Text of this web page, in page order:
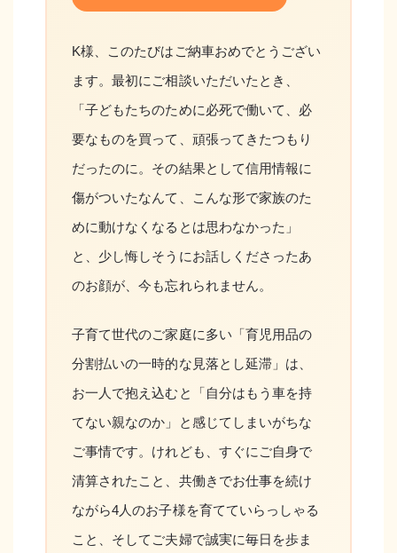
K様、このたびはご納車おめでとうござい
ます。最初にご相談いただいたとき、
「子どもたちのために必死で働いて、必
要なものを買って、頑張ってきたつもり
だったのに。その結果として信用情報に
傷がついたなんて、こんな形で家族のた
めに動けなくなるとは思わなかった」
と、少し悔しそうにお話しくださったあ
のお顔が、今も忘れられません。
子育て世代のご家庭に多い「育児用品の
分割払いの一時的な見落とし延滞」は、
お一人で抱え込むと「自分はもう車を持
てない親なのか」と感じてしまいがちな
ご事情です。けれども、すぐにご自身で
清算されたこと、共働きでお仕事を続け
ながら4人のお子様を育てていらっしゃる
こと、そしてご夫婦で誠実に毎日を歩ま